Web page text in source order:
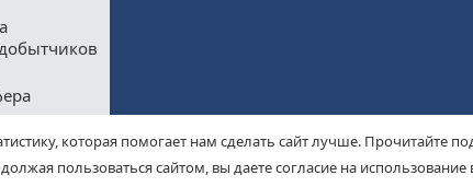
малых
которая помогает нам сделать сайт лучше. Прочитайте
пользоваться сайтом, вы даете согласие на